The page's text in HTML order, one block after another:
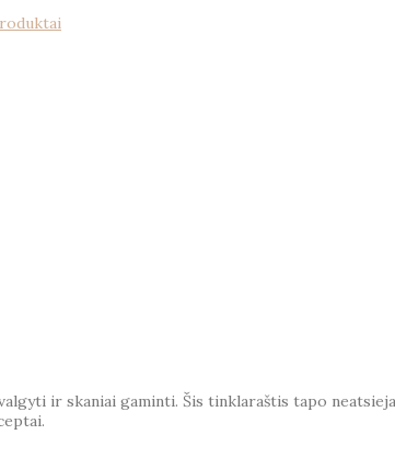
ir skaniai gaminti. Šis tinklaraštis tapo